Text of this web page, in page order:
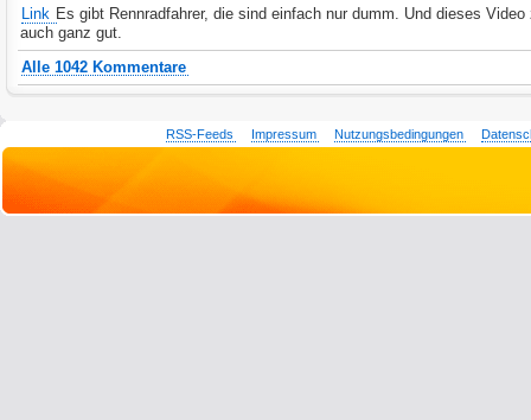
Link Es gibt Rennradfahrer, die sind einfach nur dumm. Und dieses
auch ganz gut.
Alle 1042 Kommentare
RSS-Feeds Impressum Nutzungsbedingungen